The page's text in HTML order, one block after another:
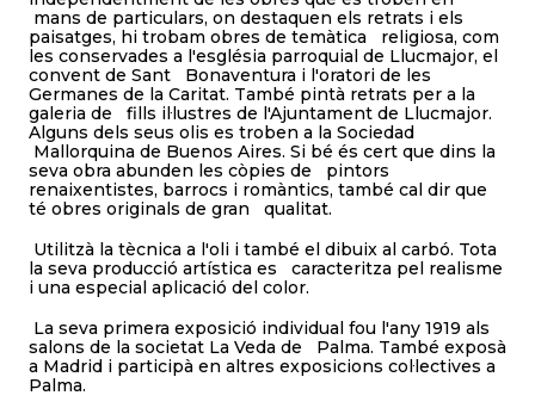
mans de particulars, on destaquen els retrats i els
paisatges, hi trobam obres de temàtica religiosa, com
les conservades a l'església parroquial de Llucmajor, el
convent de Sant Bonaventura i l'oratori de les
Germanes de la Caritat. També pintà retrats per a la
galeria de fills il·lustres de l'Ajuntament de Llucmajor.
Alguns dels seus olis es troben a la Sociedad
Mallorquina de Buenos Aires. Si bé és cert que dins la
seva obra abunden les còpies de pintors
renaixentistes, barrocs i romàntics, també cal dir que
té obres originals de gran qualitat.
Utilitzà la tècnica a l'oli i també el dibuix al carbó. Tota
la seva producció artística es caracteritza pel realisme
i una especial aplicació del color.
La seva primera exposició individual fou l'any 1919 als
salons de la societat La Veda de Palma. També exposà
a Madrid i participà en altres exposicions col·lectives a
Palma.